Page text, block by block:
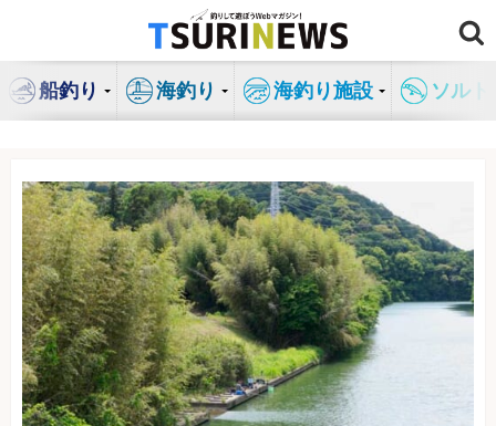
ン
船釣り 海釣り 海釣り施設 ソル